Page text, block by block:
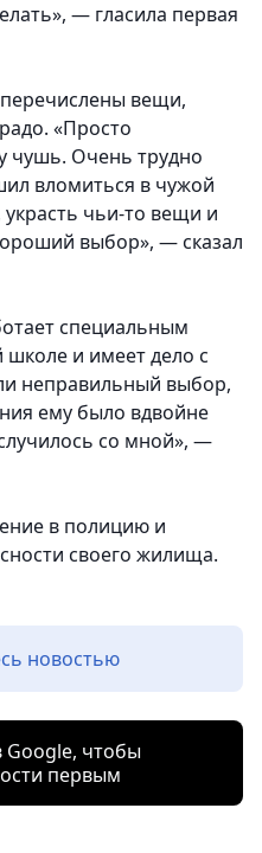
— гласила первая
вещи,
«Просто
чушь. Очень трудно
вломиться в чужой
чьи-то вещи и
выбор», — сказал
специальным
школе и имеет дело с
неправильный выбор,
ему было вдвойне
со мной», —
в полицию и
своего жилища.
новостью
Google, чтобы
первым